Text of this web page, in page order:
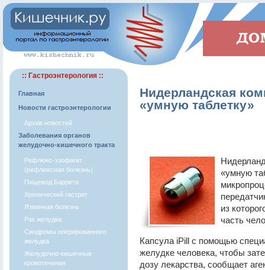
:: Гастроэнтерология ::
Главная
Новости гастроэнтерологии
Архив новостей
Заболевания органов
желудочно-кишечного тракта
Рефлюкс-эзофагит
(рефлюксная болезнь)
Пищевод Баррета
Хронический гастрит
Язвенная болезнь
Рак желудка
Синдромы оперированного
желудка
Желудочно-кишечные
кровотечения
Нидерландская
«умную таблетку»
«умную
из
часть
Капсула iPill с помощью
желудке человека, чтобы
дозу лекарства, сообщает